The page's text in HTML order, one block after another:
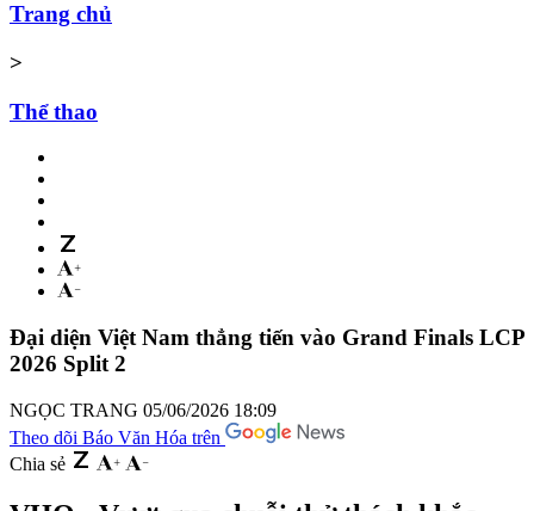
Trang chủ
>
Thể thao
Đại diện Việt Nam thẳng tiến vào Grand Finals LCP
2026 Split 2
NGỌC TRANG 05/06/2026 18:09
Theo dõi Báo Văn Hóa trên
Chia sẻ